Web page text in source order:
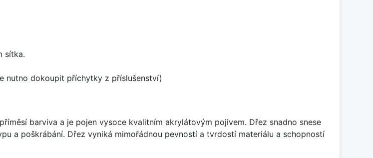
sítka.
nutno dokoupit příchytky z příslušenství)
barviva a je pojen vysoce kvalitním akrylátovým pojivem. Dřez snadno snese
a poškrábání. Dřez vyniká mimořádnou pevností a tvrdostí materiálu a schopností